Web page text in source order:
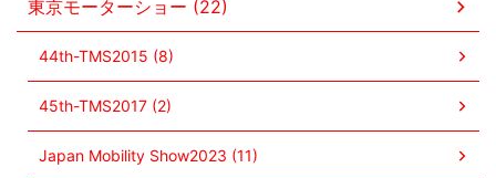
東京モーターショー (22)
44th-TMS2015 (8)
45th-TMS2017 (2)
Japan Mobility Show2023 (11)